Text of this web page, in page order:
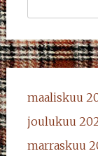
maaliskuu
joulukuu
marraskuu